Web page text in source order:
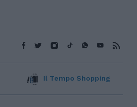
Il Tempo Shopping